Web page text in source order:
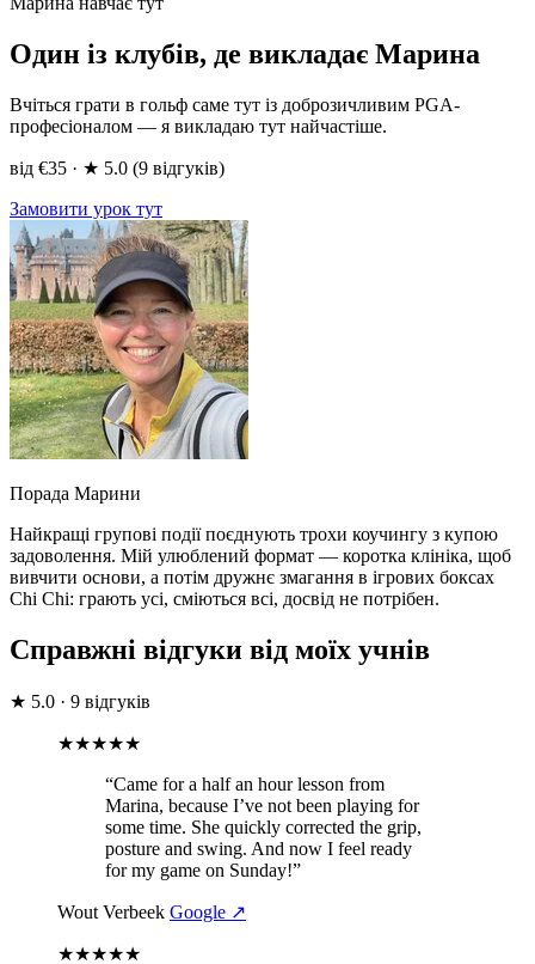
Один із клубів, де викладає Марина
Вчіться грати в гольф саме тут із доброзичливим PGA-
професіоналом — я викладаю тут найчастіше.
від €35 · ★ 5.0 (9 відгуків)
Замовити урок тут
Порада Марини
Найкращі групові події поєднують трохи коучингу з купою
задоволення. Мій улюблений формат — коротка клініка, щоб
вивчити основи, а потім дружнє змагання в ігрових боксах
Chi Chi: грають усі, сміються всі, досвід не потрібен.
Справжні відгуки від моїх учнів
★ 5.0 · 9 відгуків
★★★★★
“Came for a half an hour lesson from
Marina, because I’ve not been playing for
some time. She quickly corrected the grip,
posture and swing. And now I feel ready
for my game on Sunday!”
Wout Verbeek Google ↗
★★★★★